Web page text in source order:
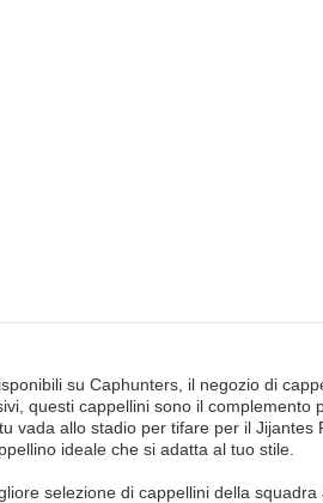
su Caphunters, il negozio di
questi cappellini sono il complemento
vada allo stadio per tifare per il Jijantes
ideale che si adatta al tuo stile.
selezione di cappellini della